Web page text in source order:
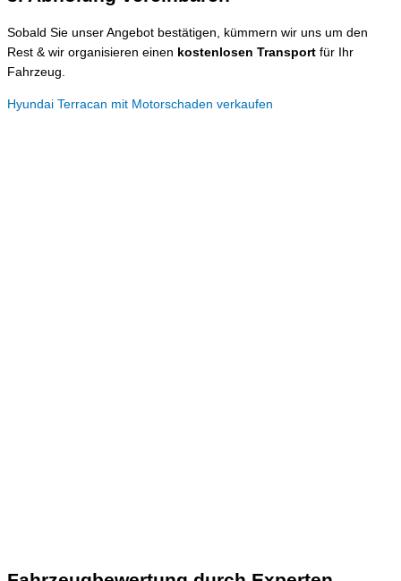
Sobald Sie unser Angebot bestätigen, kümmern wir uns um den
Rest & wir organisieren einen kostenlosen Transport für Ihr
Fahrzeug.
Hyundai Terracan mit Motorschaden verkaufen